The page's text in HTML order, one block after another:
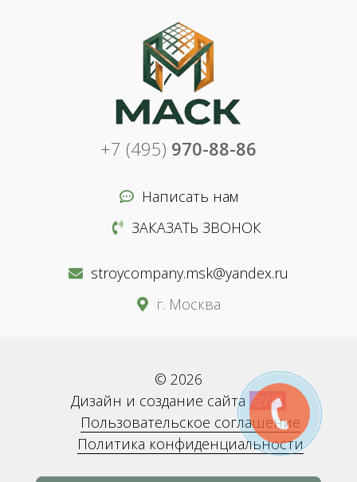
+7 (495) 970-88-86
Написать нам
ЗАКАЗАТЬ ЗВОНОК
stroycompany.msk@yandex.ru
г. Москва
© 2026
Дизайн и создание сайта BWS
Пользовательское соглашение
Политика конфиденциальности